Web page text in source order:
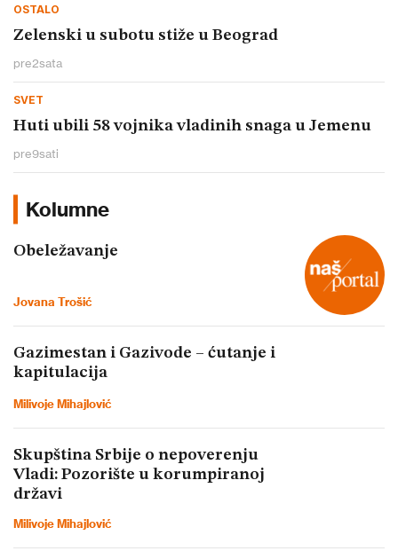
OSTALO
Zelenski u subotu stiže u Beograd
pre2sata
SVET
Huti ubili 58 vojnika vladinih snaga u Jemenu
pre9sati
Kolumne
Obeležavanje
Jovana Trošić
Gazimestan i Gazivode – ćutanje i
kapitulacija
Milivoje Mihajlović
Skupština Srbije o nepoverenju
Vladi: Pozorište u korumpiranoj
državi
Milivoje Mihajlović